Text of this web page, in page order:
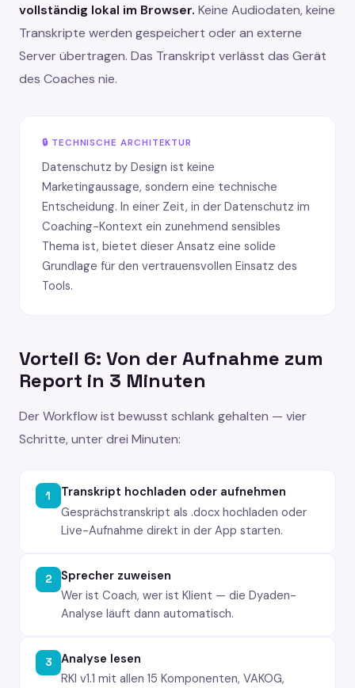
vollständig lokal im Browser. Keine Audiodaten, keine
Transkripte werden gespeichert oder an externe
Server übertragen. Das Transkript verlässt das Gerät
des Coaches nie.
🔒 TECHNISCHE ARCHITEKTUR
Datenschutz by Design ist keine
Marketingaussage, sondern eine technische
Entscheidung. In einer Zeit, in der Datenschutz im
Coaching-Kontext ein zunehmend sensibles
Thema ist, bietet dieser Ansatz eine solide
Grundlage für den vertrauensvollen Einsatz des
Tools.
Vorteil 6: Von der Aufnahme zum
Report in 3 Minuten
Der Workflow ist bewusst schlank gehalten — vier
Schritte, unter drei Minuten:
1
Transkript hochladen oder aufnehmen
Gesprächstranskript als .docx hochladen oder
Live-Aufnahme direkt in der App starten.
2
Sprecher zuweisen
Wer ist Coach, wer ist Klient — die Dyaden-
Analyse läuft dann automatisch.
3
Analyse lesen
RKI v1.1 mit allen 15 Komponenten, VAKOG,